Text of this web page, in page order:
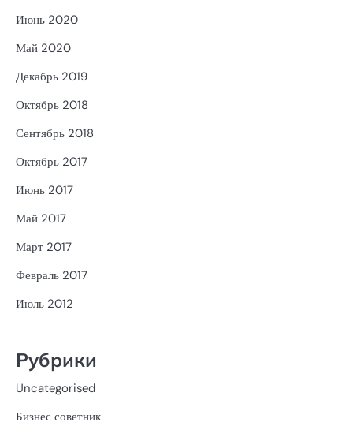
Июнь 2020
Май 2020
Декабрь 2019
Октябрь 2018
Сентябрь 2018
Октябрь 2017
Июнь 2017
Май 2017
Март 2017
Февраль 2017
Июль 2012
Рубрики
Uncategorised
Бизнес советник